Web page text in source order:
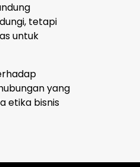
tetapi
untuk
yang
etika bisnis